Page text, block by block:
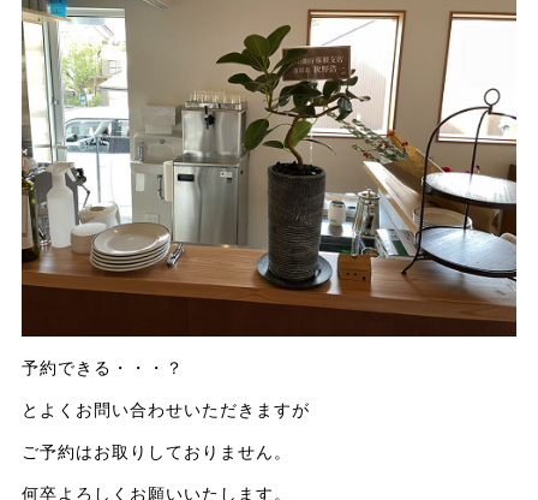
予約できる・・・？
とよくお問い合わせいただきますが
ご予約はお取りしておりません。
何卒よろしくお願いいたします。